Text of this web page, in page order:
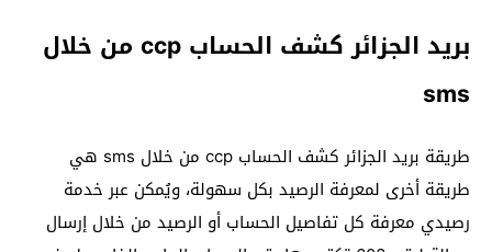
بريد الجزائر كشف الحساب ccp من خلال
sms
طريقة بريد الجزائر كشف الحساب ccp من خلال sms هي
طريقة أخرى لمعرفة الرصيد بكل سهولة، ويُمكن عبر خدمة
رصيدي معرفة كل تفاصيل الحساب أو الرصيد من خلال إرسال